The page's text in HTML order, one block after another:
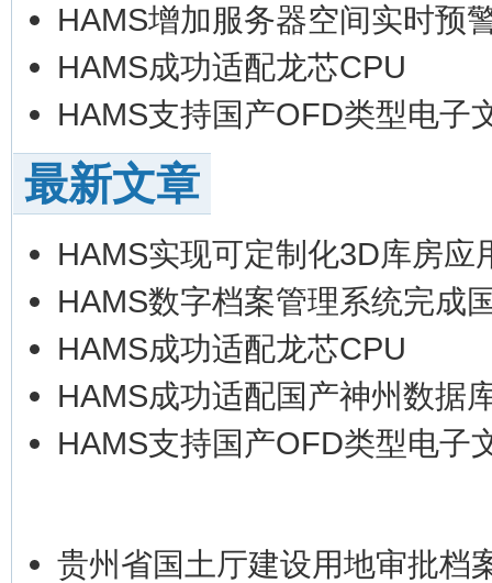
HAMS增加服务器空间实时预
HAMS成功适配龙芯CPU
HAMS支持国产OFD类型电子
最新文章
HAMS实现可定制化3D库房应
HAMS数字档案管理系统完成
HAMS成功适配龙芯CPU
HAMS成功适配国产神州数据
HAMS支持国产OFD类型电子
贵州省国土厅建设用地审批档